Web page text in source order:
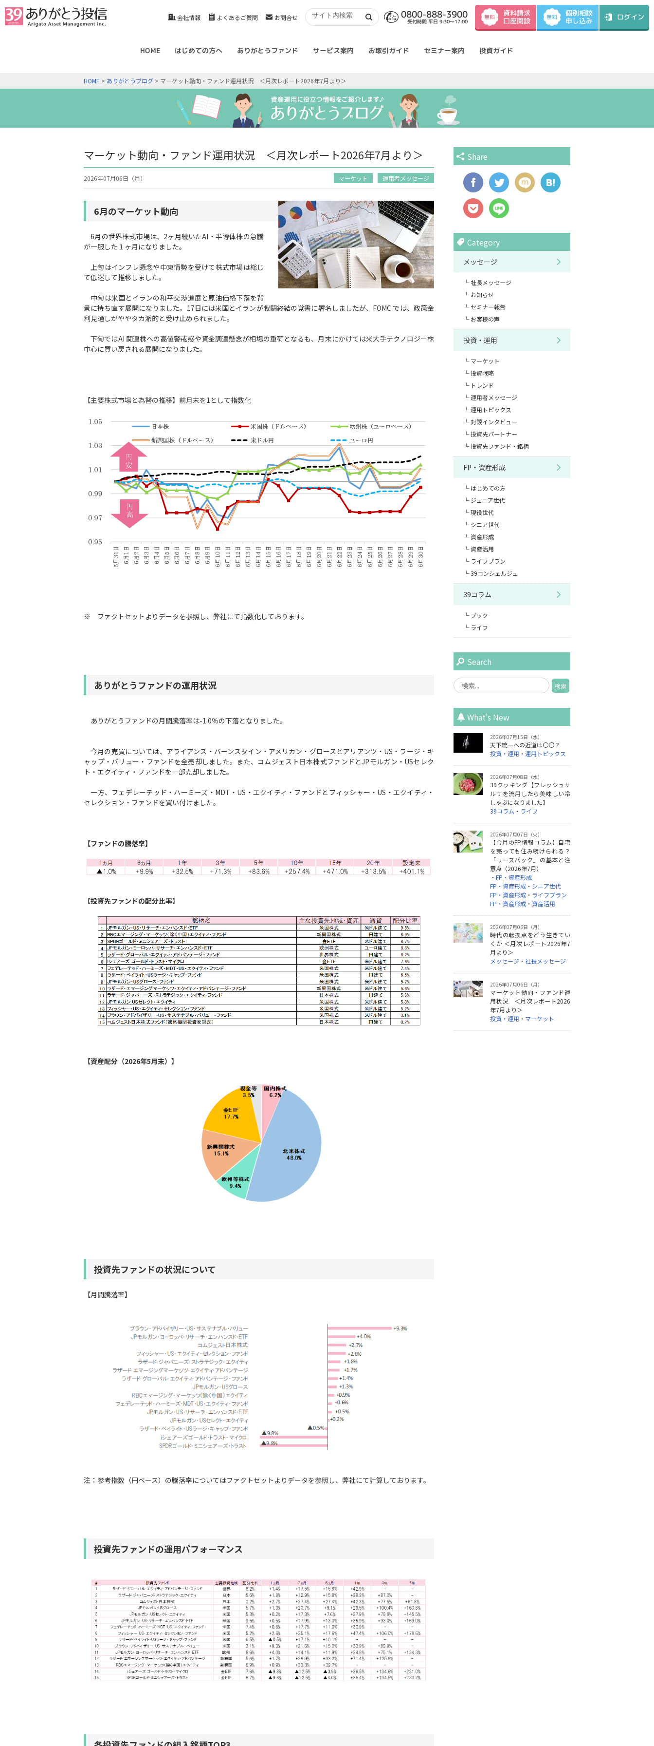
会社情報 よくあるご質問 お問合せ 0800-888-3900
受付時間 平日 9:30～17:00
無料 資料請求
口座開設 無料 個別相談
申し込み ログイン
HOME はじめての方へ ありがとうファンド サービス案内 お取引ガイド セミナー案内 投資ガイド
HOME > ありがとうブログ > マーケット動向・ファンド運用状況 ＜月次レポート2026年7月より＞
マーケット動向・ファンド運用状況 ＜月次レポート2026年7月より＞
2026年07月06日（月） マーケット 運用者メッセージ
6月のマーケット動向
6月の世界株式市場は、2ヶ月続いたAI・半導体株の急騰
が一服した１ヶ月になりました。
上旬はインフレ懸念や中東情勢を受けて株式市場は総じ
て低迷して推移しました。
中旬は米国とイランの和平交渉進展と原油価格下落を背
景に持ち直す展開になりました。17日には米国とイランが戦闘終結の覚書に署名しましたが、FOMC では、政策金
利見通しがややタカ派的と受け止められました。
下旬ではAI 関連株への高値警戒感や資金調達懸念が相場の重荷となるも、月末にかけては米大手テクノロジー株
中心に買い戻される展開になりました。
【主要株式市場と為替の推移】前月末を1として指数化
※ ファクトセットよりデータを参照し、弊社にて指数化しております。
ありがとうファンドの運用状況
ありがとうファンドの月間騰落率は-1.0％の下落となりました。
今月の売買については、アライアンス・バーンスタイン・アメリカン・グロースとアリアンツ・US・ラージ・キ
ャップ・バリュー・ファンドを全売却しました。また、コムジェスト日本株式ファンドとJPモルガン・USセレク
ト・エクイティ・ファンドを一部売却しました。
一方、フェデレーテッド・ハーミーズ・MDT・US・エクイティ・ファンドとフィッシャー・US・エクイティ・
セレクション・ファンドを買い付けました。
【ファンドの騰落率】
【投資先ファンドの配分比率】
【資産配分（2026年5月末）】
投資先ファンドの状況について
【月間騰落率】
注：参考指数（円ベース）の騰落率についてはファクトセットよりデータを参照し、弊社にて計算しております。
投資先ファンドの運用パフォーマンス
Share
Category
メッセージ
社長メッセージ
お知らせ
セミナー報告
お客様の声
投資・運用
マーケット
投資戦略
トレンド
運用者メッセージ
運用トピックス
対談インタビュー
投資先パートナー
投資先ファンド・銘柄
FP・資産形成
はじめての方
ジュニア世代
現役世代
シニア世代
資産形成
資産活用
ライフプラン
39コンシェルジュ
39コラム
ブック
ライフ
Search
What’s New
2026年07月15日（水）
天下統一への近道は〇〇？
投資・運用 ・ 運用トピックス
2026年07月08日（水）
39クッキング【フレッシュサ
ルサを流用したら美味しい冷
しゃぶになりました】
39コラム ・ ライフ
2026年07月07日（火）
【今月のFP情報コラム】自宅
を売っても住み続けられる？
「リースバック」の基本と注
意点（2026年7月）
・ FP・資産形成
FP・資産形成 ・ シニア世代
FP・資産形成 ・ ライフプラン
FP・資産形成 ・ 資産活用
2026年07月06日（月）
時代の転換点をどう生きてい
くか ＜月次レポート2026年7
月より＞
メッセージ ・ 社長メッセージ
2026年07月06日（月）
マーケット動向・ファンド運
用状況 ＜月次レポート2026
年7月より＞
投資・運用 ・ マーケット